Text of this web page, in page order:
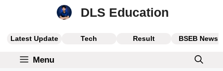
DLS Education
Latest Update Tech Result BSEB News
Menu